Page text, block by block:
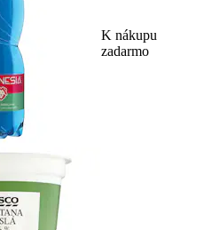
K nákupu
zadarmo